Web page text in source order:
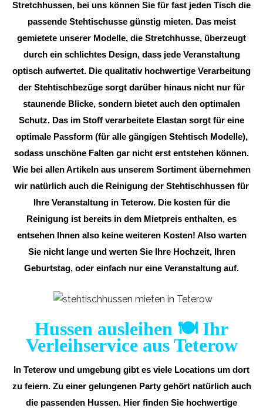
Stretchhussen, bei uns können Sie für fast jeden Tisch die
passende Stehtischusse günstig mieten. Das meist
gemietete unserer Modelle, die Stretchhusse, überzeugt
durch ein schlichtes Design, dass jede Veranstaltung
optisch aufwertet. Die qualitativ hochwertige Verarbeitung
der Stehtischbezüge sorgt darüber hinaus nicht nur für
staunende Blicke, sondern bietet auch den optimalen
Schutz. Das im Stoff verarbeitete Elastan sorgt für eine
optimale Passform (für alle gängigen Stehtisch Modelle),
sodass unschöne Falten gar nicht erst entstehen können.
Wie bei allen Artikeln aus unserem Sortiment übernehmen
wir natürlich auch die Reinigung der Stehtischhussen für
Ihre Veranstaltung in Teterow. Die kosten für die
Reinigung ist bereits in dem Mietpreis enthalten, es
entsehen Ihnen also keine weiteren Kosten! Also warten
Sie nicht lange und werten Sie Ihre Hochzeit, Ihren
Geburtstag, oder einfach nur eine Veranstaltung auf.
Hussen ausleihen 🍽️ Ihr
Verleihservice aus Teterow
In Teterow und umgebung gibt es viele Locations um dort
zu feiern. Zu einer gelungenen Party gehört natürlich auch
die passenden Hussen. Hier finden Sie hochwertige